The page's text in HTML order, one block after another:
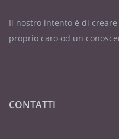
Il nostro intento è di
proprio caro od un
CONTATTI